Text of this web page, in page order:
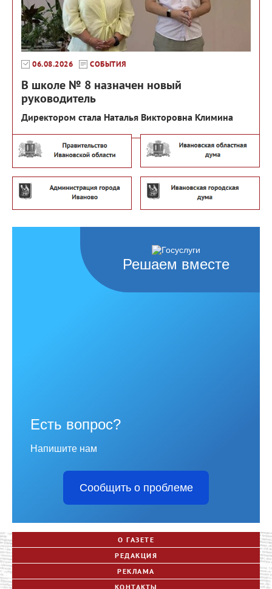
06.08.2026 СОБЫТИЯ
В школе № 8 назначен новый
руководитель
Директором стала Наталья Викторовна Климина
Решаем вместе
Есть вопрос?
Напишите нам
Сообщить о проблеме
О ГАЗЕТЕ
РЕДАКЦИЯ
РЕКЛАМА
КОНТАКТЫ